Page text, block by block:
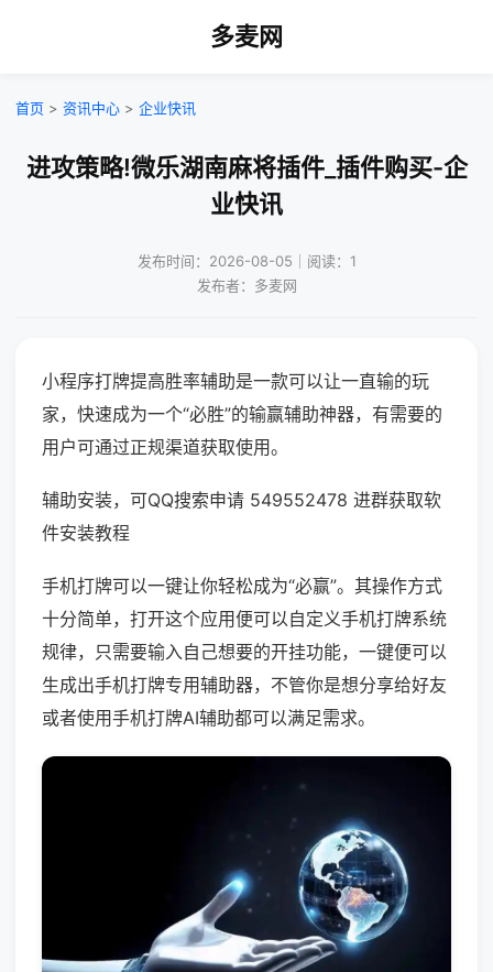
多麦网
首页 > 资讯中心 > 企业快讯
进攻策略!微乐湖南麻将插件_插件购买-企
业快讯
发布时间：2026-08-05｜阅读：1
发布者：多麦网
小程序打牌提高胜率辅助是一款可以让一直输的玩
家，快速成为一个“必胜”的输赢辅助神器，有需要的
用户可通过正规渠道获取使用。
辅助安装，可QQ搜索申请 549552478 进群获取软
件安装教程
手机打牌可以一键让你轻松成为“必赢”。其操作方式
十分简单，打开这个应用便可以自定义手机打牌系统
规律，只需要输入自己想要的开挂功能，一键便可以
生成出手机打牌专用辅助器，不管你是想分享给好友
或者使用手机打牌AI辅助都可以满足需求。